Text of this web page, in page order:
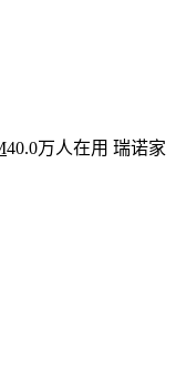
40.0万人在用 瑞诺家